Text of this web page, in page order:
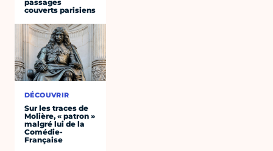
passages
couverts parisiens
DÉCOUVRIR
Sur les traces de
Molière, « patron »
malgré lui de la
Comédie-
Française